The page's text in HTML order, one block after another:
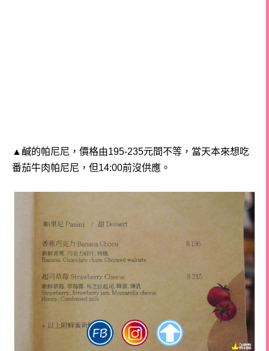
▲鹹的帕尼尼，價格由195-235元間不等，當天本來想吃
番茄牛肉帕尼尼，但14:00前沒供應。